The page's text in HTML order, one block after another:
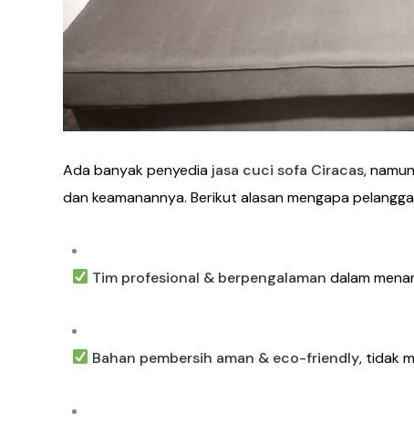
Ada banyak penyedia jasa cuci sofa Ciracas,
dan keamanannya. Berikut alasan mengapa
Tim profesional & berpengalaman dalam
Bahan pembersih aman & eco-friendly, tidak